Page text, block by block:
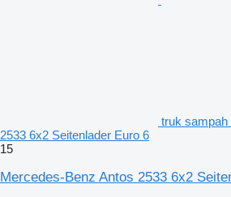
truk sampah
2533 6x2 Seitenlader Euro 6
15
Mercedes-Benz Antos 2533 6x2